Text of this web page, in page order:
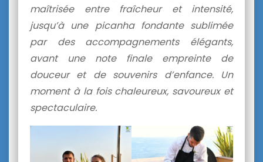
maîtrisée entre fraîcheur et intensité,
jusqu’à une picanha fondante sublimée
par des accompagnements élégants,
avant une note finale empreinte de
douceur et de souvenirs d’enfance. Un
moment à la fois chaleureux, savoureux et
spectaculaire.